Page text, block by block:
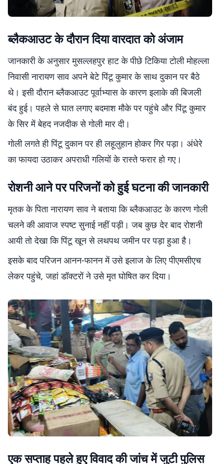
ब्लैकआउट के दौरान दिया वारदात को अंजाम
जानकारी के अनुसार मुसल्लहपुर हाट के पीछे टिकिया टोली मोहल्ला
निवासी नारायण साव अपने बेटे पिंटू कुमार के साथ दुकान पर बैठे
थे। इसी दौरान ब्लैकआउट पूर्वाभ्यास के कारण इलाके की बिजली
बंद हुई। पहले से घात लगाए बदमाश मौके पर पहुंचे और पिंटू कुमार
के सिर में बेहद नजदीक से गोली मार दी।
गोली लगते ही पिंटू दुकान पर ही लहूलुहान होकर गिर पड़ा। अंधेरे
का फायदा उठाकर अपराधी गलियों के रास्ते फरार हो गए।
रोशनी आने पर परिजनों को हुई घटना की जानकारी
मृतक के पिता नारायण साव ने बताया कि ब्लैकआउट के कारण गोली
चलने की आवाज स्पष्ट सुनाई नहीं पड़ी। जब कुछ देर बाद रोशनी
आयी तो देखा कि पिंटू खून से लथपथ जमीन पर पड़ा हुआ है।
इसके बाद परिजन आनन-फानन में उसे इलाज के लिए पीएमसीएच
लेकर पहुंचे, जहां डॉक्टरों ने उसे मृत घोषित कर दिया।
एक सप्ताह पहले हुए विवाद की जांच में जुटी पुलिस